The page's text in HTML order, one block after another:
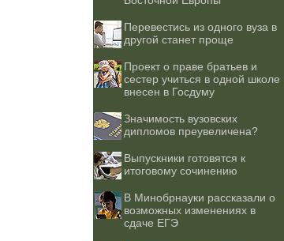
Перевестись из одного вуза в
другой станет проще
Проект о праве братьев и
сестер учиться в одной школе
внесен в Госдуму
Значимость вузовских
дипломов преувеличена?
Выпускники готовятся к
итоговому сочинению
В Минобрнауки рассказали о
возможных изменениях в
сдаче ЕГЭ